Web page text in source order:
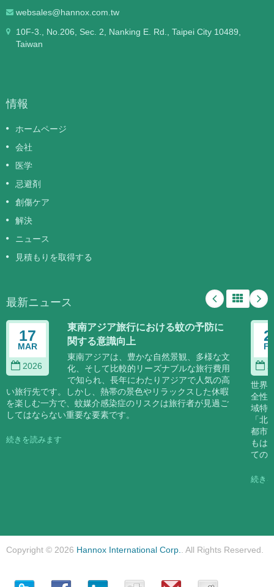
websales@hannox.com.tw
10F-3., No.206, Sec. 2, Nanking E. Rd., Taipei City 10489,
Taiwan
情報
ホームページ
会社
医学
忌避剤
創傷ケア
解決
ニュース
見積もりを取得する
最新ニュース
17
MAR
2026
東南アジア旅行における蚊の予防に
関する意識向上
東南アジアは、豊かな自然景観、多様な文
化、そして比較的リーズナブルな旅行費用
で知られ、長年にわたりアジアで人気の高
い旅行先です。しかし、熱帯の景色やリラックスした休暇
を楽しむ一方で、蚊媒介感染症のリスクは旅行者が見過ご
してはならない重要な要素です。
続きを読みます
世界
全性
域特
「北
都市
もは
ての
続き
Copyright © 2026 Hannox International Corp.. All Rights Reserved.